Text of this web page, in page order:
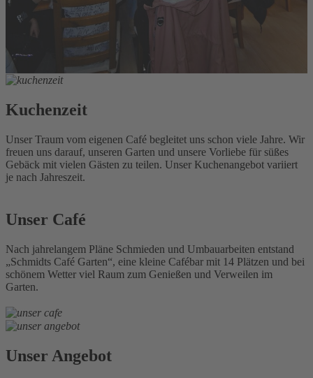
Kuchenzeit
Unser Traum vom eigenen Café begleitet uns schon viele Jahre. Wir
freuen uns darauf, unseren Garten und unsere Vorliebe für süßes
Gebäck mit vielen Gästen zu teilen. Unser Kuchenangebot variiert
je nach Jahreszeit.
Unser Café
Nach jahrelangem Pläne Schmieden und Umbauarbeiten entstand
„Schmidts Café Garten“, eine kleine Cafébar mit 14 Plätzen und bei
schönem Wetter viel Raum zum Genießen und Verweilen im
Garten.
Unser Angebot